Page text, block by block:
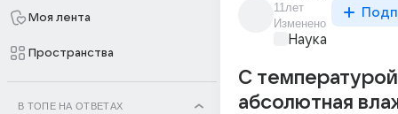
Моя лента
Пространства
В ТОПЕ НА ОТВЕТАХ
11лет
Изменено
Наука
С
абсолютная